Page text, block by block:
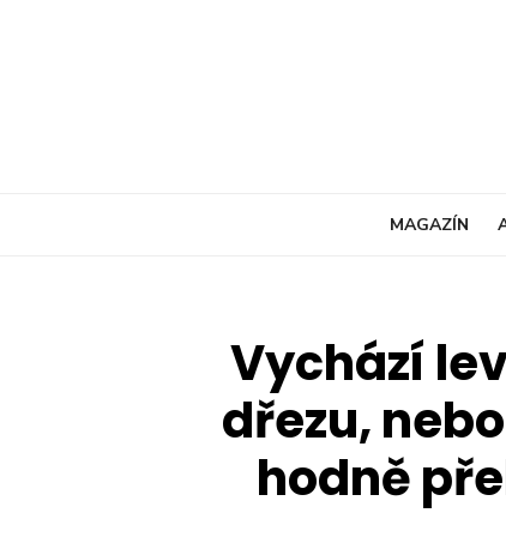
MAGAZÍN
Vychází
dřezu,
hodně